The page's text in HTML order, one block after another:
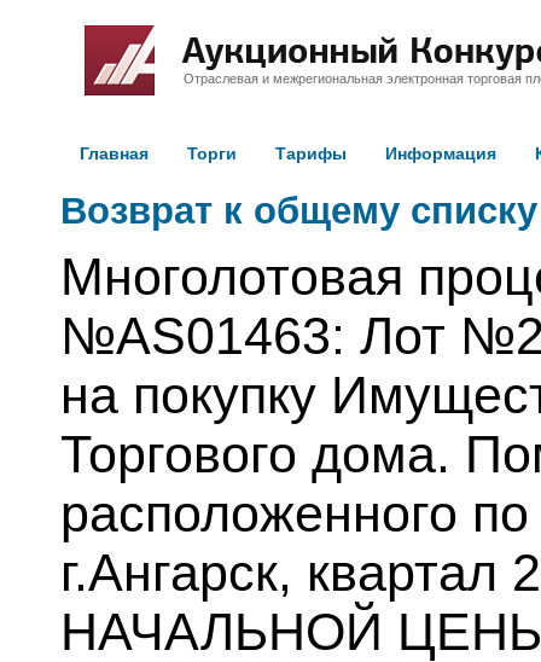
Отраслевая и межрегиональная электронная торговая
Главная Торги Тарифы Информация
Возврат к общему списку
Многолотовая
№AS01463: Лот №2
на покупку
Торгового дома.
расположенного
г.Ангарск,
НАЧАЛЬНОЙ